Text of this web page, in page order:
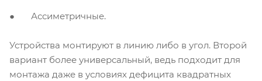
● Ассиметричные.
Устройства монтируют в линию либо в угол. Второй
вариант более универсальный, ведь подходит для
монтажа даже в условиях дефицита квадратных